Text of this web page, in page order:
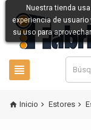

Nuestra tienda
experiencia de
su uso para
 Inicio  Estores 